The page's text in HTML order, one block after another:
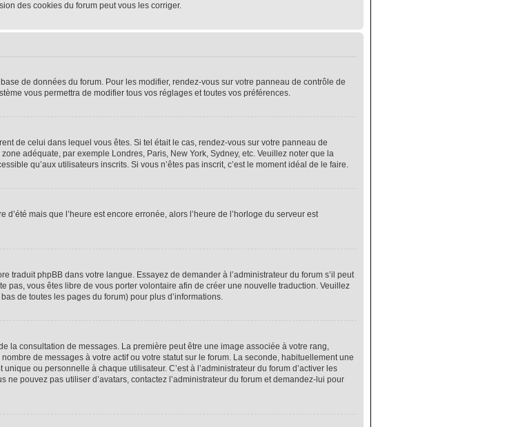
des cookies du forum peut vous les corriger.
de données du forum. Pour les modifier, rendez-vous sur votre panneau de contrôle de
vous permettra de modifier tous vos réglages et toutes vos préférences.
de celui dans lequel vous êtes. Si tel était le cas, rendez-vous sur votre panneau de
adéquate, par exemple Londres, Paris, New York, Sydney, etc. Veuillez noter que la
qu’aux utilisateurs inscrits. Si vous n’êtes pas inscrit, c’est le moment idéal de le faire.
mais que l’heure est encore erronée, alors l’heure de l’horloge du serveur est
traduit phpBB dans votre langue. Essayez de demander à l’administrateur du forum s’il peut
pas, vous êtes libre de vous porter volontaire afin de créer une nouvelle traduction. Veuillez
de toutes les pages du forum) pour plus d’informations.
la consultation de messages. La première peut être une image associée à votre rang,
de messages à votre actif ou votre statut sur le forum. La seconde, habituellement une
ou personnelle à chaque utilisateur. C’est à l’administrateur du forum d’activer les
pouvez pas utiliser d’avatars, contactez l’administrateur du forum et demandez-lui pour